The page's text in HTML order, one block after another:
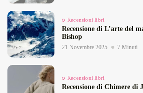
Recensioni libri
Recensione di L’arte del
Bishop
21 Novembre 2025 7 Minuti
Recensioni libri
Recensione di Chimere di